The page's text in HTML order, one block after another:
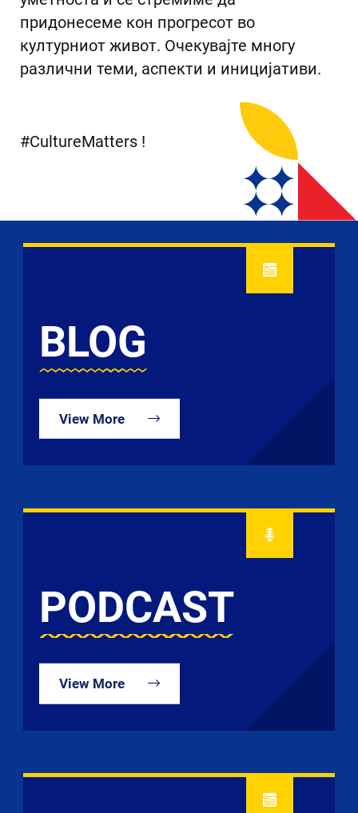
придонесеме кон прогресот во
културниот живот. Очекувајте многу
различни теми, аспекти и иницијативи.
#CultureMatters !
BLOG
View More
PODCAST
View More